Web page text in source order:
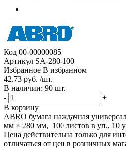
Код 00-00000085
Артикул SA-280-100
Избранное В избранном
42.73 руб. /шт.
В наличии: 90 шт.
-
+
В корзину
ABRO бумага наждачная
мм × 280 мм, 100 листов в уп., 10
Цена действительна только для
отличаться от цен в розничных